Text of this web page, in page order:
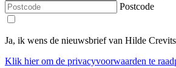
Postcode
Ja, ik wens de nieuwsbrief van Hilde
Klik hierom de privacyvoorwaarden te